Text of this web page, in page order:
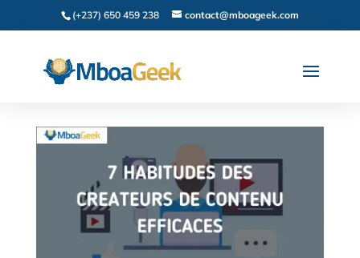
(+237) 650 459 238 contact@mboageek.com